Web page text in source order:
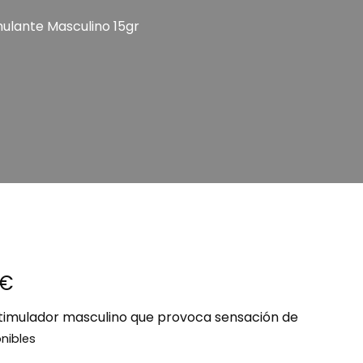
GayMasculino 15gr
masculino que provoca sensación de